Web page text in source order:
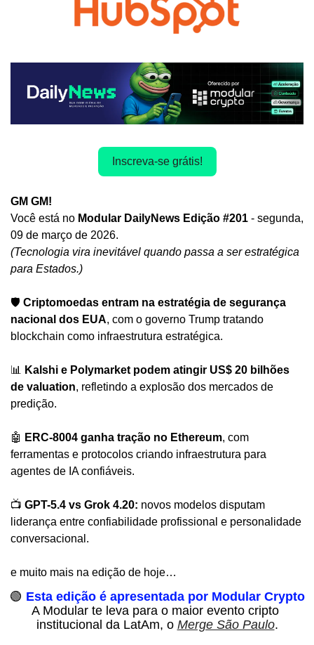
Inscreva-se grátis!
GM GM!
Você está no Modular DailyNews Edição #201 - segunda,
09 de março de 2026.
(Tecnologia vira inevitável quando passa a ser estratégica
para Estados.)
🛡️ Criptomoedas entram na estratégia de segurança
nacional dos EUA, com o governo Trump tratando
blockchain como infraestrutura estratégica.
📊
Kalshi e Polymarket podem atingir US$ 20 bilhões
de valuation, refletindo a explosão dos mercados de
predição.
🤖 ERC-8004 ganha tração no Ethereum, com
ferramentas e protocolos criando infraestrutura para
agentes de IA confiáveis.
📺 GPT-5.4 vs Grok 4.20: novos modelos disputam
liderança entre confiabilidade profissional e personalidade
conversacional.
e muito mais na edição de hoje…
🟢 Esta edição é apresentada por Modular Crypto
A Modular te leva para o maior evento cripto
institucional da LatAm, o Merge São Paulo.